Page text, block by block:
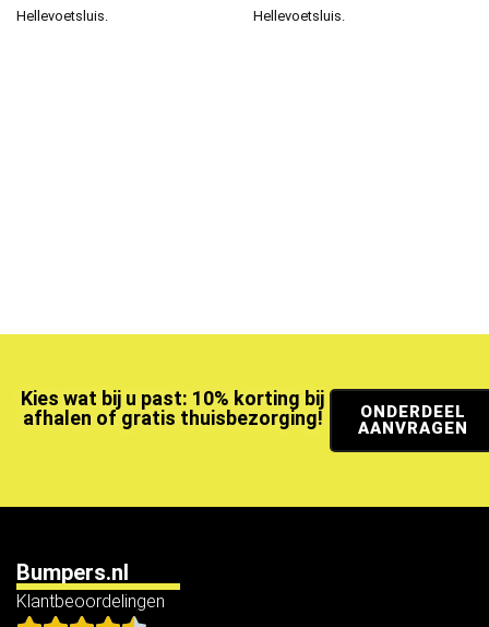
Hellevoetsluis.
Hellevoetsluis.
Kies wat bij u past: 10% korting bij
afhalen of gratis thuisbezorging!
ONDERDEEL
AANVRAGEN
Bumpers.nl
Klantbeoordelingen